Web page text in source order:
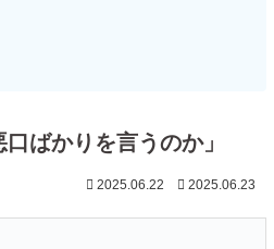
ばかりを言うのか」
2025.06.22 2025.06.23